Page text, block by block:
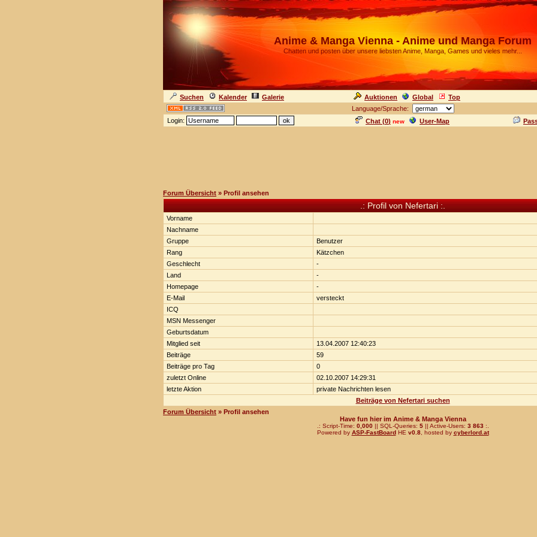
Anime & Manga Vienna - Anime und Manga Forum
Chatten und posten über unsere liebsten Anime, Manga, Games und vieles mehr...
Suchen Kalender Galerie Auktionen Global Top
Language/Sprache:
Login:
Chat (0) new User-Map
Forum Übersicht » Profil ansehen
.: Profil von Nefertari :.
Vorname
Nachname
Gruppe
Benutzer
Rang
Kätzchen
Geschlecht
-
Land
-
Homepage
-
E-Mail
versteckt
ICQ
MSN Messenger
Geburtsdatum
Mitglied seit
13.04.2007 12:40:23
Beiträge
59
Beiträge pro Tag
0
zuletzt Online
02.10.2007 14:29:31
letzte Aktion
private Nachrichten lesen
Beiträge von Nefertari suchen
Forum Übersicht » Profil ansehen
Have fun hier im Anime & Manga Vienna
.: Script-Time: 0,000|| SQL-Queries: 5|| Active-Users: 3 863 :.
Powered by ASP-FastBoardHE v0.8, hosted by cyberlord.at